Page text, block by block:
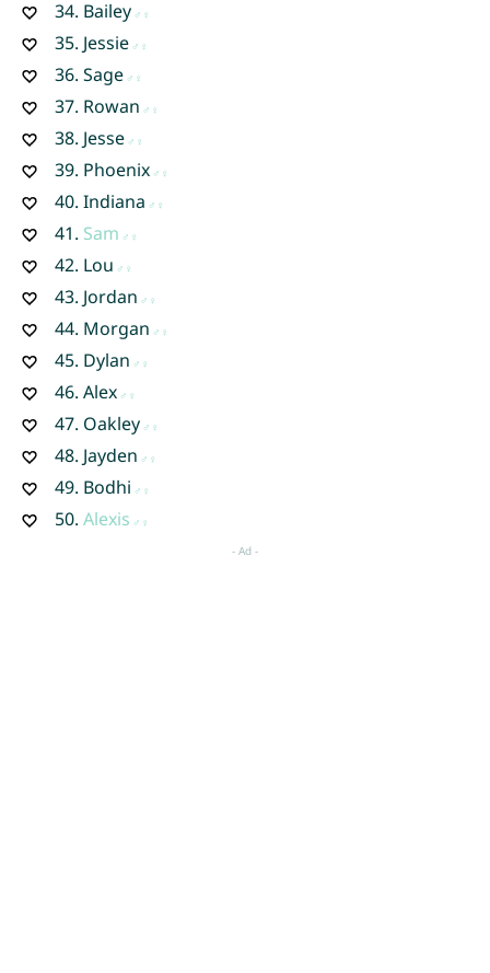
34. Bailey
35. Jessie
36. Sage
37. Rowan
38. Jesse
39. Phoenix
40. Indiana
41. Sam
42. Lou
43. Jordan
44. Morgan
45. Dylan
46. Alex
47. Oakley
48. Jayden
49. Bodhi
50. Alexis